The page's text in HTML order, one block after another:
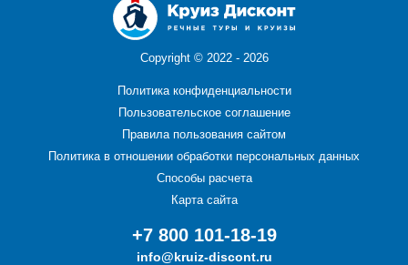
Copyright © 2022 - 2026
Политика конфиденциальности
Пользовательское соглашение
Правила пользования сайтом
Политика в отношении обработки персональных данных
Способы расчета
Карта сайта
+7 800 101-18-19
info@kruiz-discont.ru